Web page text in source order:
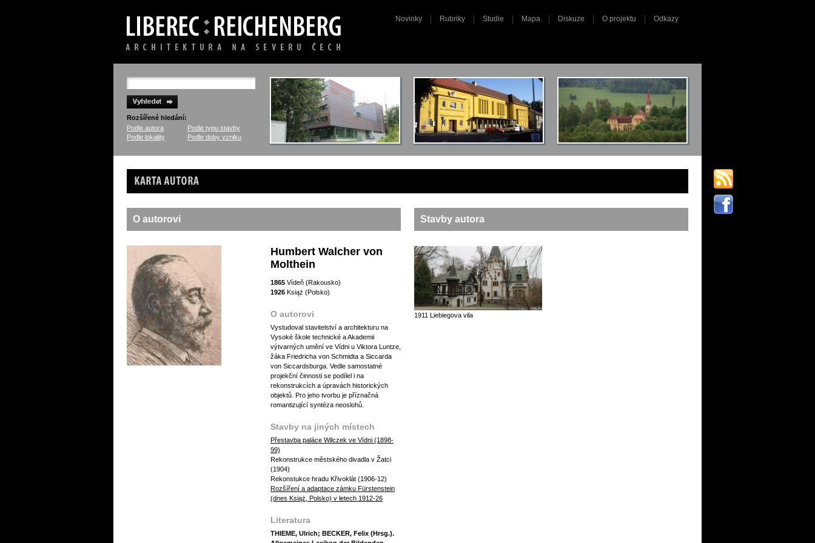
Novinky Rubriky Studie Mapa Diskuze O projektu Odkazy
Rozšířené hledání:
Podle autora
Podle typu stavby
Podle lokality
Podle doby vzniku
Karta autora
O autorovi
Humbert Walcher von
Molthein
1865 Vídeň (Rakousko)
1926 Książ (Polsko)
O autorovi
Vystudoval stavitelství a architekturu na
Vysoké škole technické a Akademii
výtvarných umění ve Vídni u Viktora Luntze,
žáka Friedricha von Schmidta a Siccarda
von Siccardsburga. Vedle samostatné
projekční činnosti se podílel i na
rekonstrukcích a úpravách historických
objektů. Pro jeho tvorbu je příznačná
romantizující syntéza neoslohů.
Stavby na jiných místech
Přestavba paláce Wilczek ve Vídni (1898-
99)
Rekonstrukce městského divadla v Žatci
(1904)
Rekonstukce hradu Křivoklát (1906-12)
Rozšíření a adaptace zámku Fürstenstein
(dnes Książ, Polsko) v letech 1912-26
Literatura
THIEME, Ulrich; BECKER, Felix (Hrsg.).
Stavby autora
1911 Liebiegova vila